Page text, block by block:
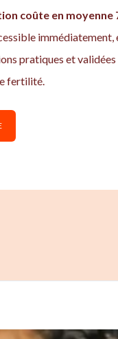
coûte en moyenne
pratiques et
fertilité.